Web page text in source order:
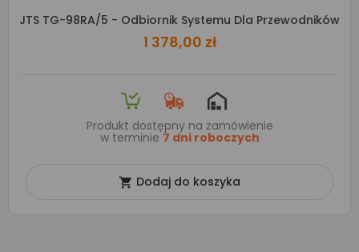
JTS TG-98RA/5 - Odbiornik Systemu Dla Przewodników
1 378,00 zł
Produkt dostępny na zamówienie
w terminie 7 dni roboczych
 Dodaj do koszyka